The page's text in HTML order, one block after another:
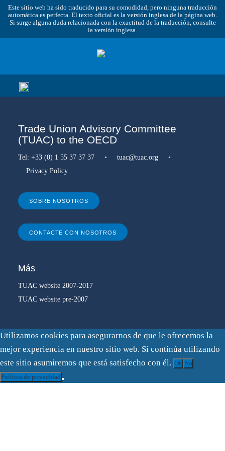
Este sitio web ha sido traducido para su comodidad, pero ninguna traducción
automática es perfecta. El texto oficial es la versión inglesa de la página web.
Si surge alguna duda relacionada con la exactitud de la traducción, consulte
la versión inglesa.
Trade Union Advisory Committee
(TUAC) to the OECD
Tel: +33 (0) 1 55 37 37 37 • tuac@tuac.org
•
Privacy Policy
SOBRE NOSOTROS
CONTACTE CON NOSOTROS
Más
TUAC website 2007-2017
TUAC website pre-2007
Utilizamos cookies para asegurarnos de que le ofrecemos la
mejor experiencia en nuestro sitio web. Si continúa utilizando
este sitio asumiremos que está satisfecho con él. Ok No
Política de privacidad